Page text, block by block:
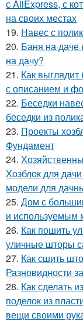
с AliExpress, с
на своих местах
19. Навес с
20. Баня на даче
на дачу?
21. Как
с описанием и
22. Беседки
беседки из
23. Проекты
Фундамент
24.
Хозблок для
модели для
25. Дом с
и используемым
26. Как пошить
уличные шторы
27. Как сшить
Разновидности
28. Как сделать
поделок из
вещи своими